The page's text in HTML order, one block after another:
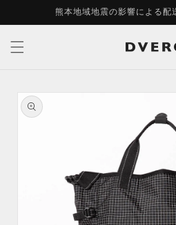
進む
熊本地域地震の影響による配
商品情
報にス
キップ